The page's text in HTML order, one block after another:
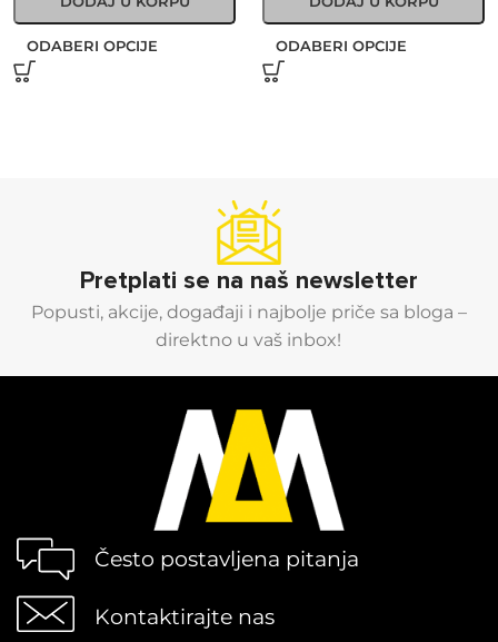
ODABERI OPCIJE ODABERI OPCIJE
Pretplati se na naš newsletter
Popusti, akcije, događaji i najbolje priče sa bloga –
direktno u vaš inbox!
Često postavljena pitanja
Kontaktirajte nas